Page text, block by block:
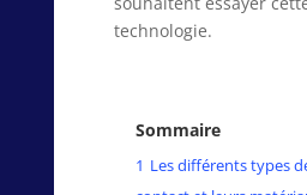
technologie.
Sommaire
1 Les différents types